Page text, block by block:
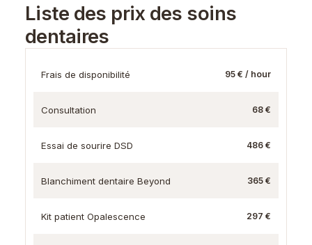
Liste des prix des soins
dentaires
Frais de disponibilité 95 € / hour
Consultation 68 €
Essai de sourire DSD 486 €
Blanchiment dentaire Beyond 365 €
Kit patient Opalescence 297 €